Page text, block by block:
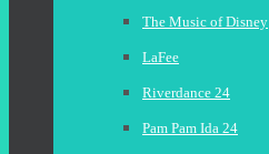
The Music of Disney
LaFee
Riverdance 24
Pam Pam Ida 24